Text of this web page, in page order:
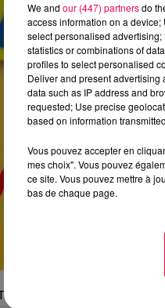
We and our (447) partnersdo
access information on a
select personalised
statistics or combinations of
profiles to select personalised
Deliver and present advertising
data such as IP address and
requested; Use precise
based on information
Vous pouvez accepter en
mes choix". Vous pouvez
ce site. Vous pouvez mettre à
bas de chaque page.